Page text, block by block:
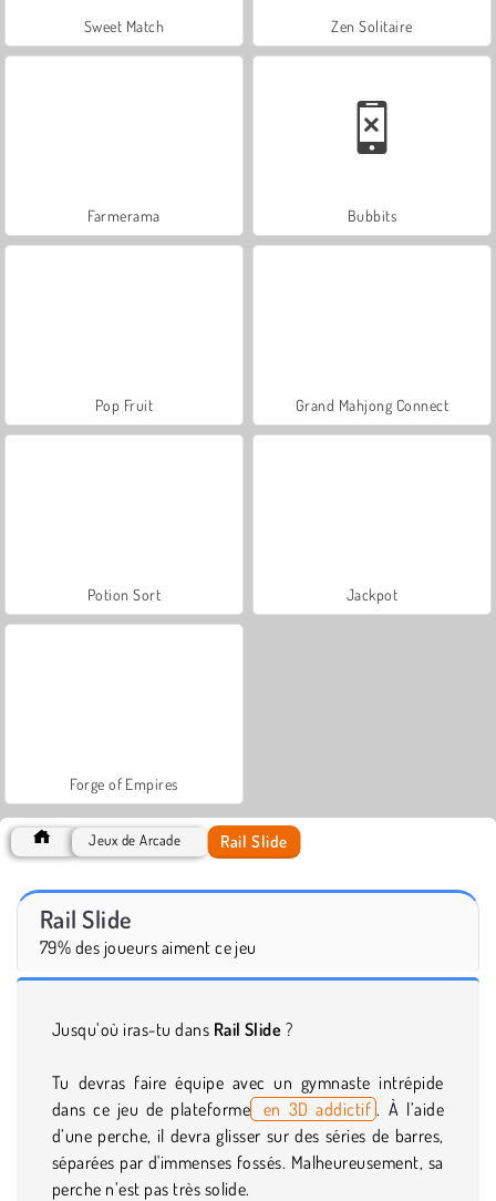
Sweet Match Zen Solitaire
Farmerama Bubbits
Pop Fruit Grand Mahjong Connect
Potion Sort Jackpot
Forge of Empires
Jeux de Arcade Rail Slide
Rail Slide
79% des joueurs aiment ce jeu
Jusqu’où iras-tu dans Rail Slide ?
Tu devras faire équipe avec un gymnaste intrépide
dans ce jeu de plateforme en 3D addictif . À l’aide
d’une perche, il devra glisser sur des séries de barres,
séparées par d'immenses fossés. Malheureusement, sa
perche n’est pas très solide.